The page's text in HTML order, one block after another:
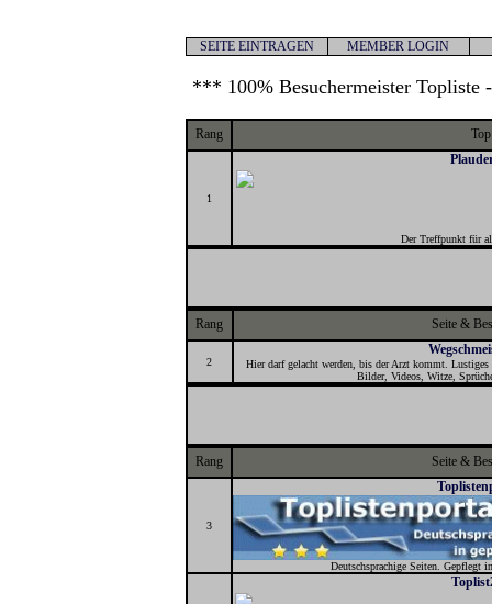
SEITE EINTRAGEN MEMBER LOGIN
*** 100% Besuchermeister
Rang
1
Der Treffpunkt für
Rang Seite &
2
Hier darf gelacht werden, bis der Arzt kommt.
Bilder, Videos, Witze,
Rang Seite &
3
Deutschsprachige Seiten. Gepflegt